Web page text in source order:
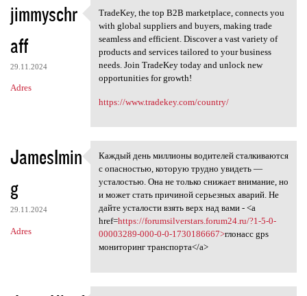
jimmyschr
aff
29.11.2024
Adres
TradeKey, the top B2B
TradeKey, the top B2B marketplace, connects you
with global suppliers and buyers, making trade
seamless and efficient. Discover a vast variety of
products and services tailored to your business
needs. Join TradeKey today and unlock new
opportunities for growth!
https://www.tradekey.com/country/
JamesImin
g
29.11.2024
Adres
Каждый день миллионы
Каждый день миллионы водителей сталкиваются
с опасностью, которую трудно увидеть —
усталостью. Она не только снижает внимание, но
и может стать причиной серьезных аварий. Не
дайте усталости взять верх над вами - <a
href=https://forumsilverstars.forum24.ru/?1-5-0-
00003289-000-0-0-1730186667>глонасс gps
мониторинг транспорта</a>